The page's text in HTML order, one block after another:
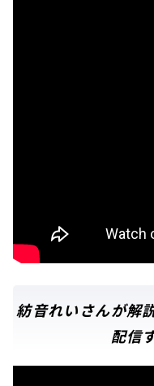
紡音れいさんが解
配信